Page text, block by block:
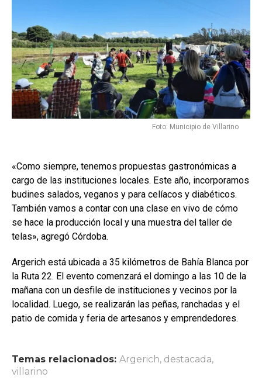
Foto: Municipio de Villarino
«Como siempre, tenemos propuestas gastronómicas a
cargo de las instituciones locales. Este año, incorporamos
budines salados, veganos y para celíacos y diabéticos.
También vamos a contar con una clase en vivo de cómo
se hace la producción local y una muestra del taller de
telas», agregó Córdoba.
Argerich está ubicada a 35 kilómetros de Bahía Blanca por
la Ruta 22. El evento comenzará el domingo a las 10 de la
mañana con un desfile de instituciones y vecinos por la
localidad. Luego, se realizarán las peñas, ranchadas y el
patio de comida y feria de artesanos y emprendedores.
Temas relacionados: Argerich, destacada,
villarino